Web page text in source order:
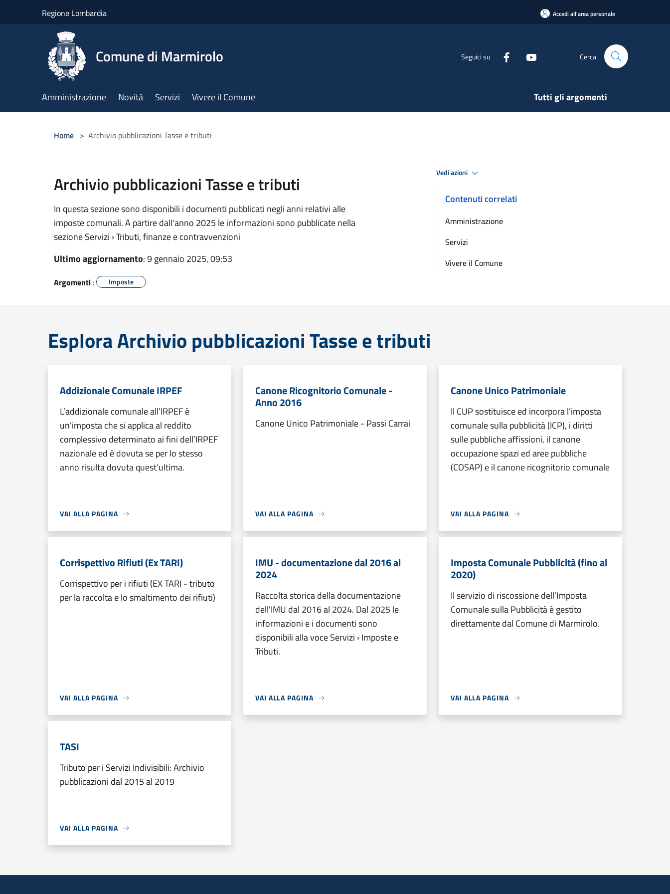
Regione Lombardia Accedi all'area personale
Comune di Marmirolo Seguici su Cerca
Amministrazione Novità Servizi Vivere il Comune Tutti gli argomenti
Home > Archivio pubblicazioni Tasse e tributi
Archivio pubblicazioni Tasse e tributi
In questa sezione sono disponibili i documenti pubblicati negli anni relativi alle
imposte comunali. A partire dall'anno 2025 le informazioni sono pubblicate nella
sezione Servizi › Tributi, finanze e contravvenzioni
Ultimo aggiornamento: 9 gennaio 2025, 09:53
Argomenti : Imposte
Vedi azioni
Contenuti correlati
Amministrazione
Servizi
Vivere il Comune
Esplora Archivio pubblicazioni Tasse e tributi
Addizionale Comunale IRPEF
L’addizionale comunale all’IRPEF è
un’imposta che si applica al reddito
complessivo determinato ai fini dell’IRPEF
nazionale ed è dovuta se per lo stesso
anno risulta dovuta quest’ultima.
VAI ALLA PAGINA
Canone Ricognitorio Comunale -
Anno 2016
Canone Unico Patrimoniale - Passi Carrai
VAI ALLA PAGINA
Canone Unico Patrimoniale
Il CUP sostituisce ed incorpora l’imposta
comunale sulla pubblicità (ICP), i diritti
sulle pubbliche affissioni, il canone
occupazione spazi ed aree pubbliche
(COSAP) e il canone ricognitorio comunale
VAI ALLA PAGINA
Corrispettivo Rifiuti (Ex TARI)
Corrispettivo per i rifiuti (EX TARI - tributo
per la raccolta e lo smaltimento dei rifiuti)
VAI ALLA PAGINA
IMU - documentazione dal 2016 al
2024
Raccolta storica della documentazione
dell'IMU dal 2016 al 2024. Dal 2025 le
informazioni e i documenti sono
disponibili alla voce Servizi › Imposte e
Tributi.
VAI ALLA PAGINA
Imposta Comunale Pubblicità (fino al
2020)
Il servizio di riscossione dell’Imposta
Comunale sulla Pubblicità è gestito
direttamente dal Comune di Marmirolo.
VAI ALLA PAGINA
TASI
Tributo per i Servizi Indivisibili: Archivio
pubblicazioni dal 2015 al 2019
VAI ALLA PAGINA